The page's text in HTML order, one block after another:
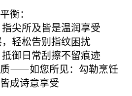
衡：
尖所及皆是温润享受
轻松告别指纹困扰
御日常刮擦不留痕迹
——如您所见：勾勒烹饪
成诗意享受